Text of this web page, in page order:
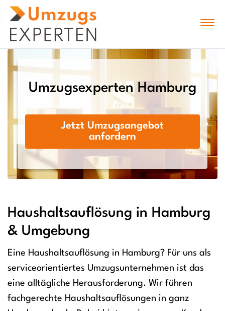
Umzugsexperten Hamburg
Jetzt Umzugsangebot
anfordern
Haushaltsauflösung in Hamburg
& Umgebung
Eine Haushaltsauflösung in Hamburg? Für uns als
serviceorientiertes Umzugsunternehmen ist das
eine alltägliche Herausforderung. Wir führen
fachgerechte Haushaltsauflösungen in ganz